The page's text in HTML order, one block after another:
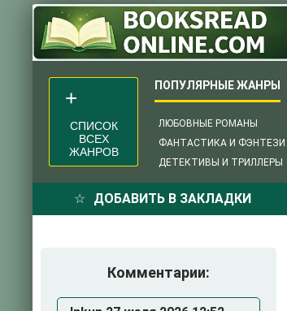
ЛЮБОВНЫЕ РОМАНЫ
ФАНТАСТИКА И ФЭНТЕЗИ
ДЕТЕКТИВЫ И ТРИЛЛЕРЫ
СПИСОК
ВСЕХ
ЖАНРОВ
ДОБАВИТЬ В ЗАКЛАДКИ
Комментарии: